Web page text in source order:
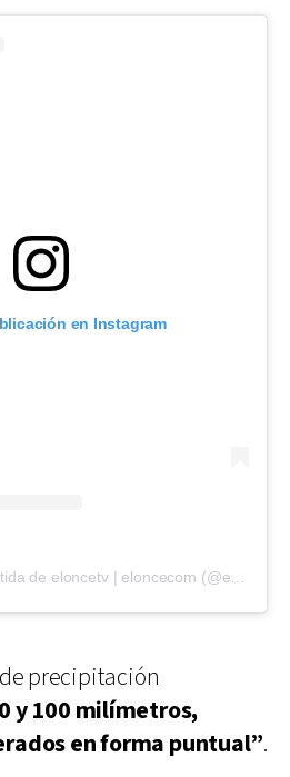
en Instagram
precipitación
y 100 milímetros,
en forma puntual”.